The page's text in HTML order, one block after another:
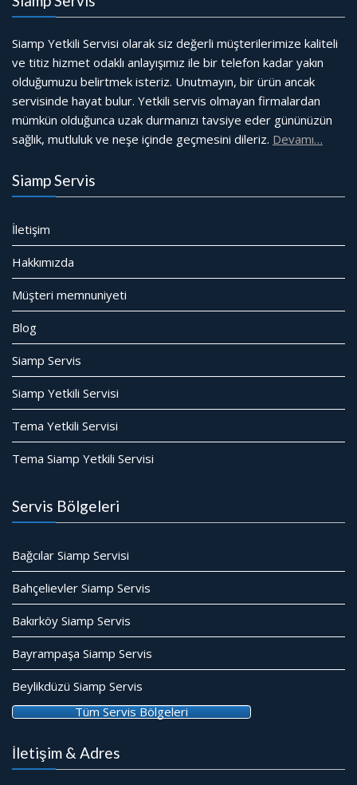
Siamp Yetkili Servisi olarak siz değerli müşterilerimize kaliteli
ve titiz hizmet odaklı anlayışımız ile bir telefon kadar yakın
olduğumuzu belirtmek isteriz. Unutmayın, bir ürün ancak
servisinde hayat bulur. Yetkili servis olmayan firmalardan
mümkün olduğunca uzak durmanızı tavsiye eder gününüzün
sağlık, mutluluk ve neşe içinde geçmesini dileriz. Devamı…
Siamp Servis
İletişim
Hakkımızda
Müşteri memnuniyeti
Blog
Siamp Servis
Siamp Yetkili Servisi
Tema Yetkili Servisi
Tema Siamp Yetkili Servisi
Servis Bölgeleri
Bağcılar Siamp Servisi
Bahçelievler Siamp Servis
Bakırköy Siamp Servis
Bayrampaşa Siamp Servis
Beylikdüzü Siamp Servis
Tüm Servis Bölgeleri
İletişim & Adres